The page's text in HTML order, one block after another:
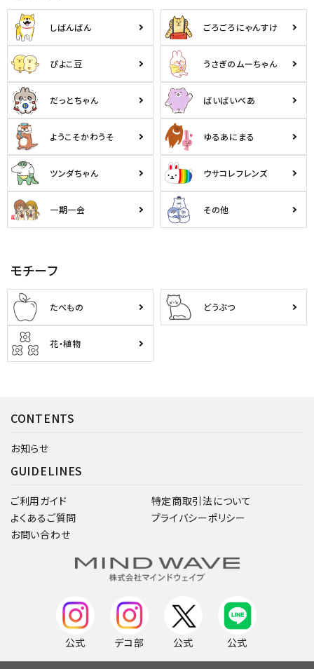
しばんばん ごろごろにゃんすけ
ぴよこ豆 うさぎのムーちゃん
だっとちゃん ばいばいべあ
ようこそかわうそ ゆるあにまる
ツンダちゃん ウサコレフレンズ
一期一会 その他
モチーフ
たべもの どうぶつ
花・植物
CONTENTS
お知らせ
GUIDELINES
ご利用ガイド
よくあるご質問
お問い合わせ
特定商取引法について
プライバシーポリシー
公式 デコ部 公式 公式